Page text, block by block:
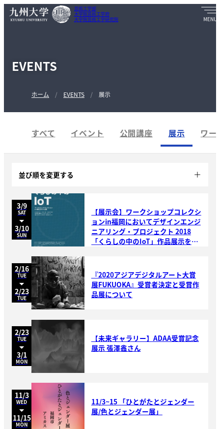
芸術工学部
大学院芸術工学府
大学院芸術工学研究院
EVENTS
ホーム EVENTS 展示
すべて イベント 公開講座 展示 ワー
並び順を変更する
3/9
SAT
3/10
SUN
【展示会】ワークショップコレクシ
ョンin福岡においてデザインエンジ
ニアリング・プロジェクト 2018
「くらしの中のIoT」作品展示を行
2/16
TUE
2/23
TUE
『2020アジアデジタルアート大賞
展FUKUOKA』受賞者決定と受賞作
品展について
2/23
TUE
3/1
MON
【未来ギャラリー】ADAA受賞記念
展示 張澤鑫さん
11/3
WED
11/15
MON
11/3~15 「ひとがたとジェンダー
展/色とジェンダー展」